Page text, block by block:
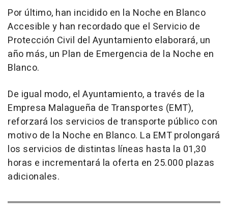
Por último, han incidido en la Noche en Blanco
Accesible y han recordado que el Servicio de
Protección Civil del Ayuntamiento elaborará, un
año más, un Plan de Emergencia de la Noche en
Blanco.
De igual modo, el Ayuntamiento, a través de la
Empresa Malagueña de Transportes (EMT),
reforzará los servicios de transporte público con
motivo de la Noche en Blanco. La EMT prolongará
los servicios de distintas líneas hasta la 01,30
horas e incrementará la oferta en 25.000 plazas
adicionales.